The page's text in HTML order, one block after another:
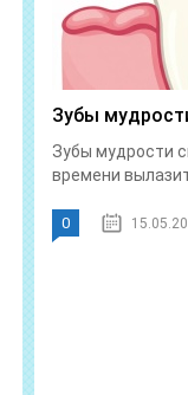
Зубы
Зубы мудрости
времени
0